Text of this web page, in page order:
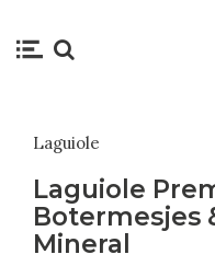
Laguiole
Laguiole
Botermesjes
Mineral